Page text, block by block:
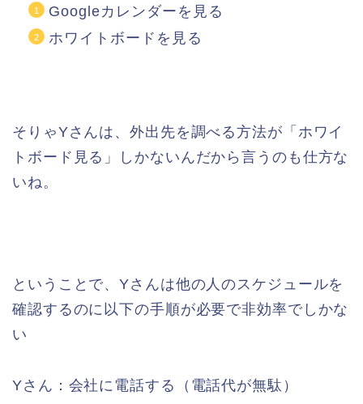
Googleカレンダーを見る
ホワイトボードを見る
そりゃYさんは、外出先を調べる方法が「ホワイ
トボード見る」しかないんだから言うのも仕方な
いね。
ということで、Yさんは他の人のスケジュールを
確認するのに以下の手順が必要で非効率でしかな
い
Yさん：会社に電話する（電話代が無駄）